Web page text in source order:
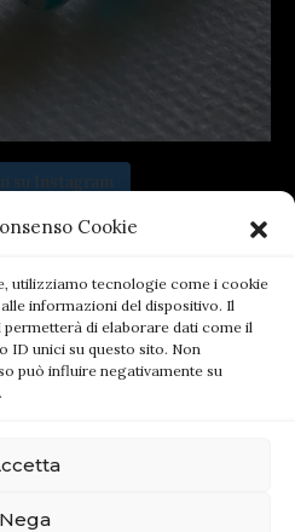
Cookie
utilizziamo tecnologie come i cookie
informazioni del dispositivo. Il
di elaborare dati come il
ID unici su questo sito. Non
può influire negativamente su
Nega
su Instagram
- All rights reserved. -